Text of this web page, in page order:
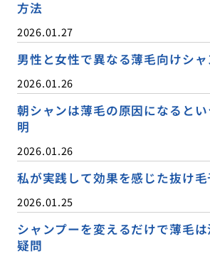
方法
2026.01.27
男性と女性で異なる薄毛向けシ
2026.01.26
朝シャンは薄毛の原因になると
明
2026.01.26
私が実践して効果を感じた抜け毛
2026.01.25
シャンプーを変えるだけで薄毛
疑問